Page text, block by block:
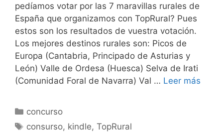
pedíamos votar por las 7 maravillas rurales de
España que organizamos con TopRural? Pues
estos son los resultados de vuestra votación.
Los mejores destinos rurales son: Picos de
Europa (Cantabria, Principado de Asturias y
León) Valle de Ordesa (Huesca) Selva de Irati
(Comunidad Foral de Navarra) Val … Leer más
Categorías
concurso
Etiquetas
consurso, kindle,TopRural